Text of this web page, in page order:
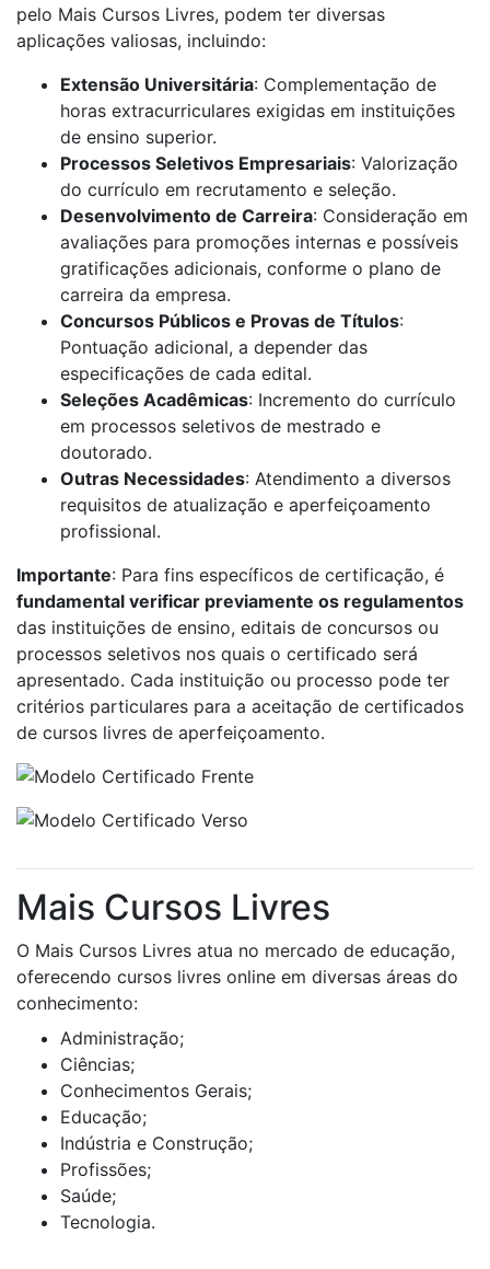
pelo Mais Cursos Livres, podem ter diversas
aplicações valiosas, incluindo:
Extensão Universitária: Complementação de
horas extracurriculares exigidas em instituições
de ensino superior.
Processos Seletivos Empresariais: Valorização
do currículo em recrutamento e seleção.
Desenvolvimento de Carreira: Consideração em
avaliações para promoções internas e possíveis
gratificações adicionais, conforme o plano de
carreira da empresa.
Concursos Públicos e Provas de Títulos:
Pontuação adicional, a depender das
especificações de cada edital.
Seleções Acadêmicas: Incremento do currículo
em processos seletivos de mestrado e
doutorado.
Outras Necessidades: Atendimento a diversos
requisitos de atualização e aperfeiçoamento
profissional.
Importante: Para fins específicos de certificação, é
fundamental verificar previamente os regulamentos
das instituições de ensino, editais de concursos ou
processos seletivos nos quais o certificado será
apresentado. Cada instituição ou processo pode ter
critérios particulares para a aceitação de certificados
de cursos livres de aperfeiçoamento.
Mais Cursos Livres
O Mais Cursos Livres atua no mercado de educação,
oferecendo cursos livres online em diversas áreas do
conhecimento:
Administração;
Ciências;
Conhecimentos Gerais;
Educação;
Indústria e Construção;
Profissões;
Saúde;
Tecnologia.